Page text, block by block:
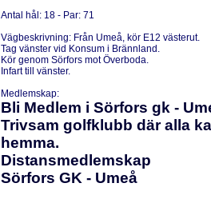
Antal hål: 18 - Par: 71
Vägbeskrivning: Från Umeå, kör E12 västerut.
Tag vänster vid Konsum i Brännland.
Kör genom Sörfors mot Överboda.
Infart till vänster.
Medlemskap:
Bli Medlem i Sörfors gk -
Trivsam golfklubb där alla
hemma.
Distansmedlemskap
Sörfors GK - Umeå